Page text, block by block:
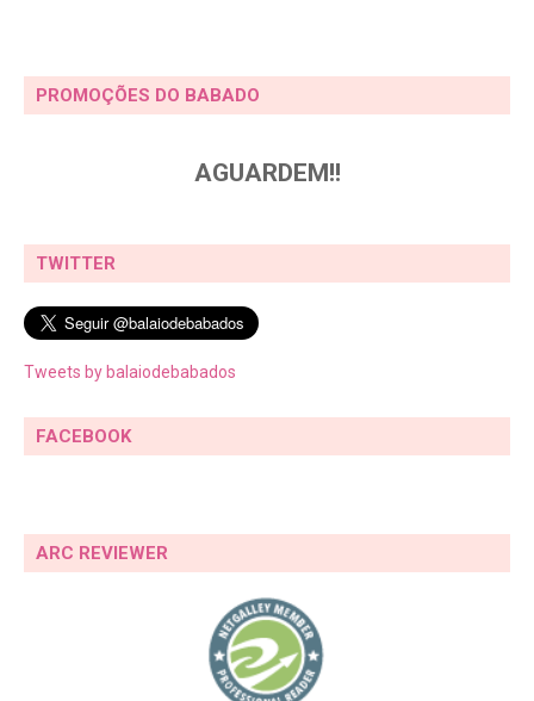
PROMOÇÕES DO BABADO
AGUARDEM!!
TWITTER
Tweets by balaiodebabados
FACEBOOK
ARC REVIEWER